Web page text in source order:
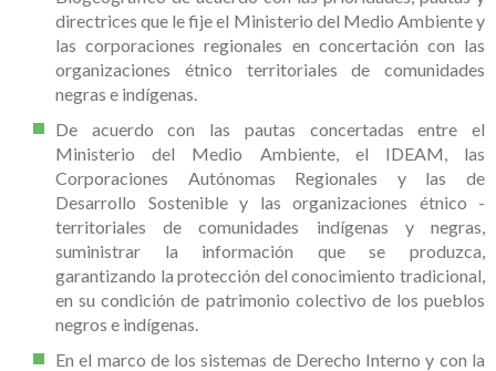
directrices que le fije el Ministerio del Medio Ambiente y
las corporaciones regionales en concertación con las
organizaciones étnico territoriales de comunidades
negras e indígenas.
De acuerdo con las pautas concertadas entre el
Ministerio del Medio Ambiente, el IDEAM, las
Corporaciones Autónomas Regionales y las de
Desarrollo Sostenible y las organizaciones étnico -
territoriales de comunidades indígenas y negras,
suministrar la información que se produzca,
garantizando la protección del conocimiento tradicional,
en su condición de patrimonio colectivo de los pueblos
negros e indígenas.
En el marco de los sistemas de Derecho Interno y con la